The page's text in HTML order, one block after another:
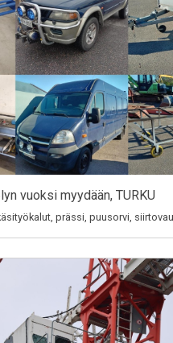
vuoksi myydään, TURKU
prässi, puusorvi,